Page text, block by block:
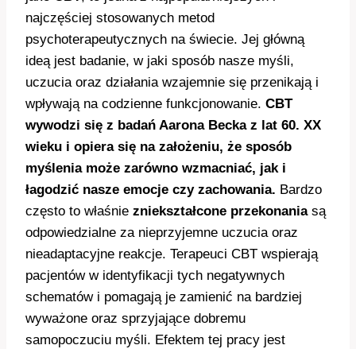
najczęściej stosowanych metod
psychoterapeutycznych na świecie. Jej główną
ideą jest badanie, w jaki sposób nasze myśli,
uczucia oraz działania wzajemnie się przenikają i
wpływają na codzienne funkcjonowanie. CBT
wywodzi się z badań Aarona Becka z lat 60. XX
wieku i opiera się na założeniu, że sposób
myślenia może zarówno wzmacniać, jak i
łagodzić nasze emocje czy zachowania. Bardzo
często to właśnie zniekształcone przekonaniasą
odpowiedzialne za nieprzyjemne uczucia oraz
nieadaptacyjne reakcje. Terapeuci CBT wspierają
pacjentów w identyfikacji tych negatywnych
schematów i pomagają je zamienić na bardziej
wyważone oraz sprzyjające dobremu
samopoczuciu myśli. Efektem tej pracy jest